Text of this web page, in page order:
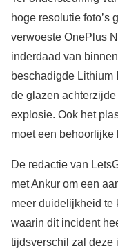
hoge resolutie foto’s
verwoeste OnePlus
inderdaad van
beschadigde Lithium
de glazen
explosie. Ook het
moet een behoorlijke
De redactie van
met Ankur om een
meer duidelijkheid te
waarin dit incident
tijdsverschil zal deze